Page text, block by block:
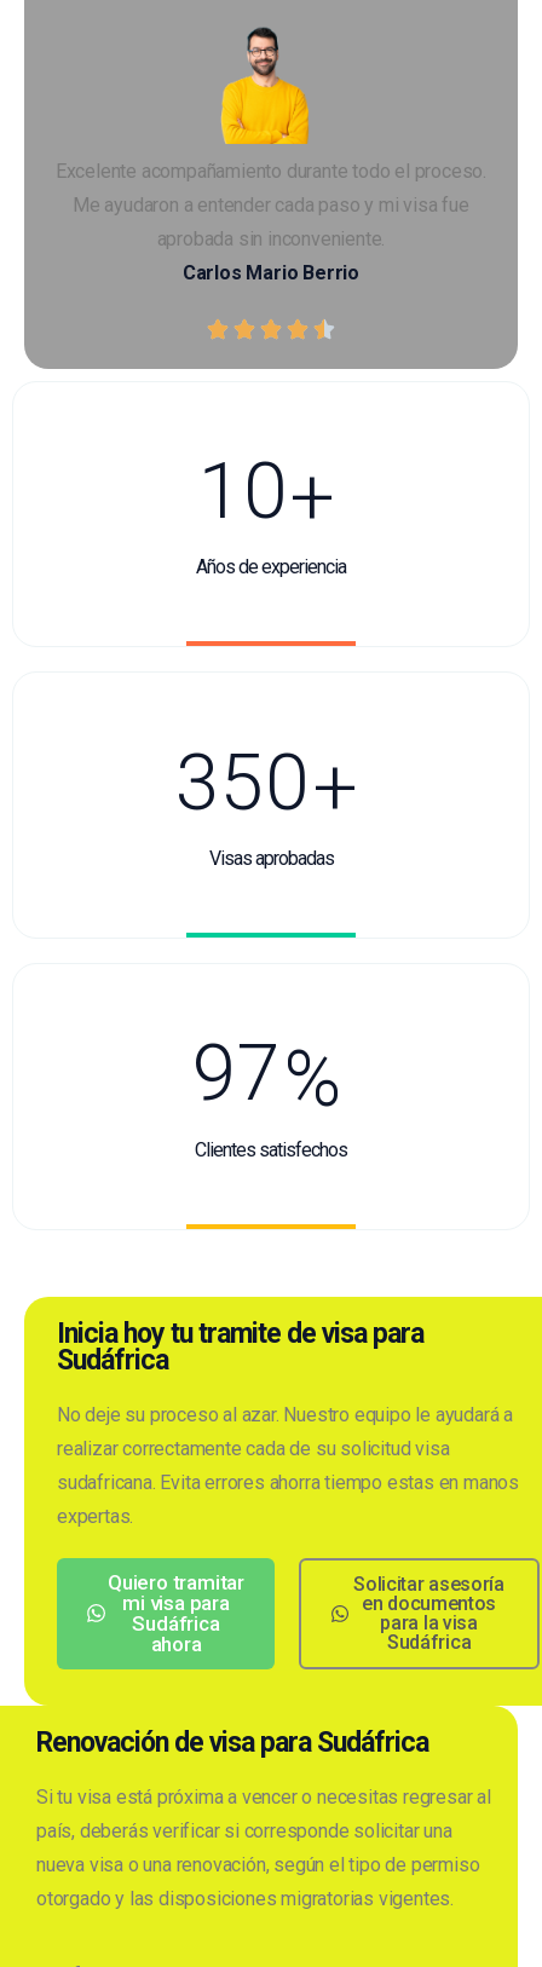
Excelente acompañamiento durante todo el proceso.
Me ayudaron a entender cada paso y mi visa fue
aprobada sin inconveniente.
Carlos Mario Berrio
1 0+
Años de experiencia
350+
Visas aprobadas
97%
Clientes satisfechos
Inicia hoy tu tramite de visa para
Sudáfrica
No deje su proceso al azar. Nuestro equipo le ayudará a
realizar correctamente cada de su solicitud visa
sudafricana. Evita errores ahorra tiempo estas en manos
expertas.
Quiero tramitar
mi visa para
Sudáfrica
ahora
Solicitar asesoría
en documentos
para la visa
Sudáfrica
Renovación de visa para Sudáfrica
Si tu visa está próxima a vencer o necesitas regresar al
país, deberás verificar si corresponde solicitar una
nueva visa o una renovación, según el tipo de permiso
otorgado y las disposiciones migratorias vigentes.